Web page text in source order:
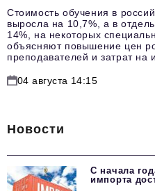
Стоимость обучения в
выросла на 10,7%, а в
14%, на некоторых
объясняют повышение цен
преподавателей и затрат на
04 августа 14:15
Новости
С начала
импорта